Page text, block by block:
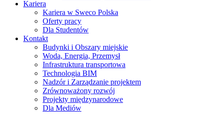
Kariera
Kariera w Sweco Polska
Oferty pracy
Dla Studentów
Kontakt
Budynki i Obszary miejskie
Woda, Energia, Przemysł
Infrastruktura transportowa
Technologia BIM
Nadzór i Zarządzanie projektem
Zrównoważony rozwój
Projekty międzynarodowe
Dla Mediów